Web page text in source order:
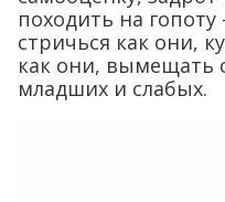
походить на гопоту
стричься как они,
как они, вымещать
младших и слабых.